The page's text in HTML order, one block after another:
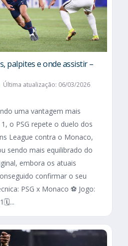
palpites e onde assistir –
Última atualização: 06/03/2026
uma vantagem mais
o PSG repete o duelo dos
League contra o Monaco,
sendo mais equilibrado do
embora os atuais
confirmar o seu
PSG x Monaco ⚽ Jogo: